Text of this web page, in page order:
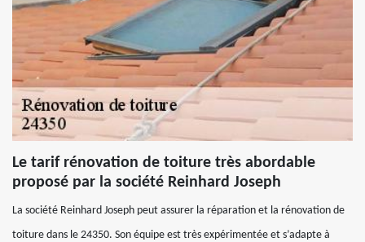
Le tarif rénovation de toiture très abordable
proposé par la société Reinhard Joseph
La société Reinhard Joseph peut assurer la réparation et la rénovation de
toiture dans le 24350. Son équipe est très expérimentée et s’adapte à